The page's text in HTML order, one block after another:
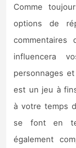
Comme
options de
influencera
personnages
est un jeu à
à votre temps
se font en
également